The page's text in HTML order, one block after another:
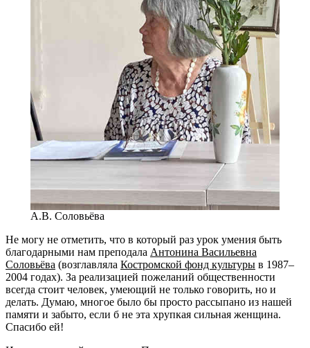
А.В. Соловьёва
Не могу не отметить, что в который раз урок умения быть
благодарными нам преподала Антонина Васильевна
Соловьёва (возглавляла Костромской фонд культуры в 1987–
2004 годах). За реализацией пожеланий общественности
всегда стоит человек, умеющий не только говорить, но и
делать. Думаю, многое было бы просто рассыпано из нашей
памяти и забыто, если б не эта хрупкая сильная женщина.
Спасибо ей!